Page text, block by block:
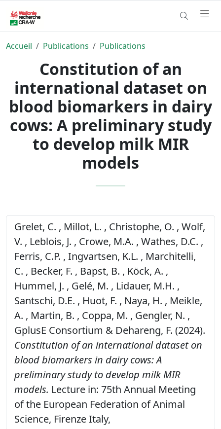
Accueil Publications Publications
Constitution of an
international dataset on
blood biomarkers in dairy
cows: A preliminary study
to develop milk MIR
models
Grelet, C. , Millot, L. , Christophe, O. , Wolf,
V. , Leblois, J. , Crowe, M.A. , Wathes, D.C. ,
Ferris, C.P. , Ingvartsen, K.L. , Marchitelli,
C. , Becker, F. , Bapst, B. , Köck, A. ,
Hummel, J. , Gelé, M. , Lidauer, M.H. ,
Santschi, D.E. , Huot, F. , Naya, H. , Meikle,
A. , Martin, B. , Coppa, M. , Gengler, N. ,
GplusE Consortium & Dehareng, F. (2024).
Constitution of an international dataset on
blood biomarkers in dairy cows: A
preliminary study to develop milk MIR
models. Lecture in: 75th Annual Meeting
of the European Federation of Animal
Science, Firenze Italy,